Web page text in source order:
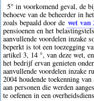
5° in voorkomend geval, de
behoeve van de beheerder in
zoals bepaald door de wet van
pensioenen en het
aanvullende voordelen inzake
beperkt is tot een toezegging
artikel 3, 14 °, van deze wet,
het bedrijf ervan genieten
aanvullende voordelen inzake
2004 houdende toekenning
aan personen die werden
te oefenen in een